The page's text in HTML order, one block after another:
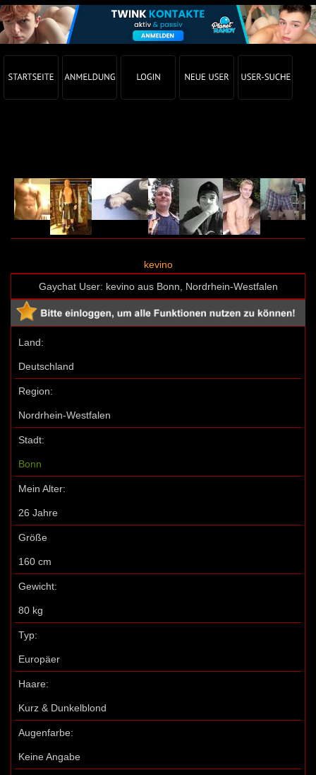
kevino
Gaychat User: kevino aus Bonn, Nordrhein-Westfalen
Land:
Deutschland
Region:
Nordrhein-Westfalen
Stadt:
Bonn
Mein Alter:
26 Jahre
Größe
160 cm
Gewicht:
80 kg
Typ:
Europäer
Haare:
Kurz & Dunkelblond
Augenfarbe:
Keine Angabe